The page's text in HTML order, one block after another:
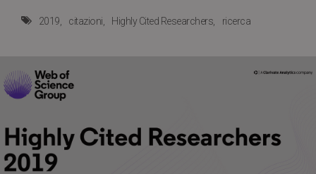
2019 citazioni Highly Cited Researchers ricerca